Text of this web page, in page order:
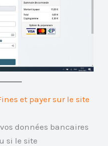
et payer sur le site
données bancaires
si le site